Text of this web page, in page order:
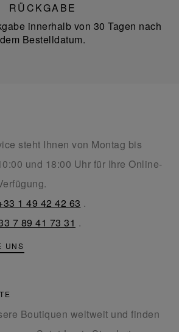
RÜCKGABE
innerhalb von 30 Tagen nach
dem Bestelldatum.
steht Ihnen von Montag bis
und 18:00 Uhr für Ihre Online-
1 49 42 42 63 .
7 89 41 73 31 .
UNS
Boutiquen weltweit und finden